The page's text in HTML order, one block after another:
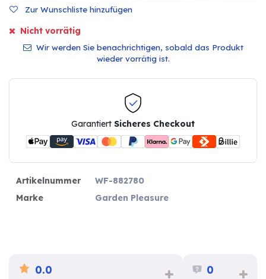
Zur Wunschliste hinzufügen
Nicht vorrätig
Wir werden Sie benachrichtigen, sobald das Produkt
wieder vorrätig ist.
Garantiert Sicheres Checkout
Artikelnummer
WF-882780
Marke
Garden Pleasure
0.0 0